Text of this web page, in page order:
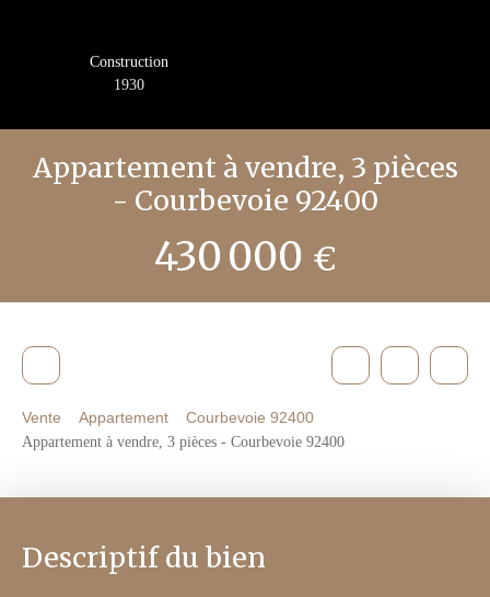
Construction
1930
Appartement à vendre, 3 pièces
- Courbevoie 92400
430 000 €
Vente Appartement
Courbevoie 92400
Appartement à vendre, 3 pièces - Courbevoie 92400
Descriptif du bien